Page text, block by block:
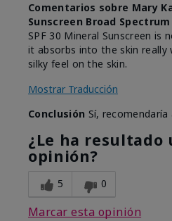
Comentarios sobre Mary
Sunscreen Broad Spectrum
SPF 30 Mineral Sunscreen is
it absorbs into the skin really
silky feel on the skin.
Mostrar Traducción
Conclusión Sí,
¿Le ha resultado
opinión?
5 0
Marcar esta opinión